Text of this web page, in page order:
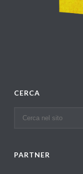
CERCA
PARTNER